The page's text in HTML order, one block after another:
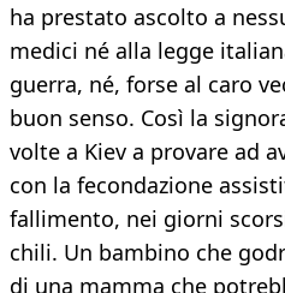
ha prestato ascolto a
medici né alla legge
guerra, né, forse al caro
buon senso. Così la
volte a Kiev a provare ad
con la fecondazione
fallimento, nei giorni
chili. Un bambino che
di una mamma che